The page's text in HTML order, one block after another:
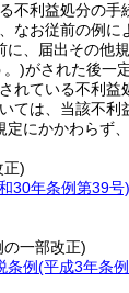
不利益処分の手
なお従前の例に
に、届出その他
。)がされた後一
れている不利益
ては、当該不利
定にかかわらず
正)
30年条例第39号)
一部改正)
条例(平成3年条